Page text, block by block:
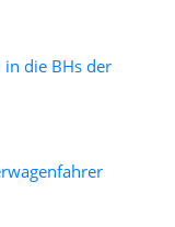
in die BHs der